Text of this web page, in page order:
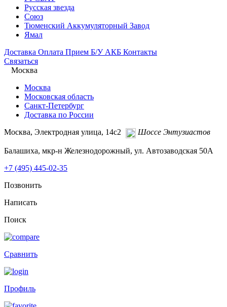
Русская звезда
Союз
Тюменский Аккумуляторный Завод
Ямал
Доставка Оплата Прием Б/У АКБ Контакты
Связаться
Москва
Москва
Московская область
Санкт-Петербург
Доставка по России
Москва, Электродная улица, 14с2
Шоссе Энтузиастов
Балашиха, мкр-н Железнодорожный, ул. Автозаводская 50А
+7 (495) 445-02-35
Позвонить
Написать
Поиск
Сравнить
Профиль